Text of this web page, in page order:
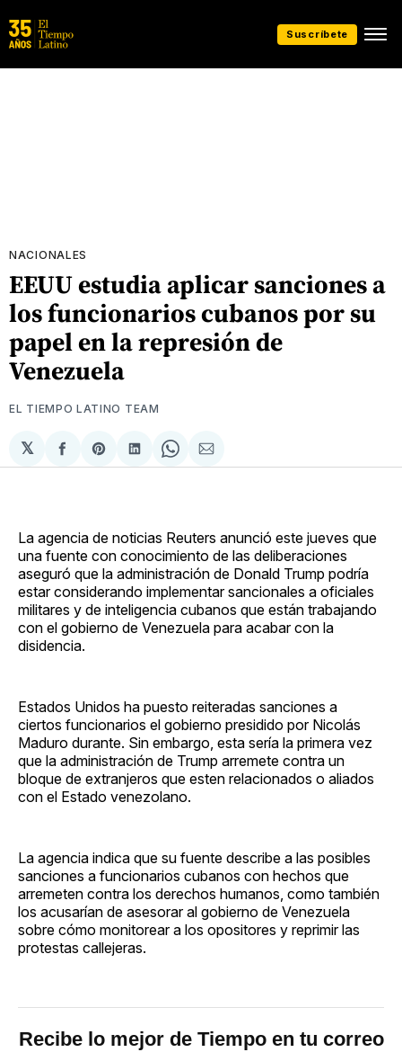
Suscríbete
NACIONALES
EEUU estudia aplicar sanciones a
los funcionarios cubanos por su
papel en la represión de
Venezuela
EL TIEMPO LATINO TEAM
𝕏
Compartir
en
Share
on
Compartir
en
Share
on
Compartir
via
La agencia de noticias Reuters anunció este jueves que
una fuente con conocimiento de las deliberaciones
aseguró que la administración de Donald Trump podría
estar considerando implementar sancionales a oficiales
militares y de inteligencia cubanos que están trabajando
con el gobierno de Venezuela para acabar con la
disidencia.
Estados Unidos ha puesto reiteradas sanciones a
ciertos funcionarios el gobierno presidido por Nicolás
Maduro durante. Sin embargo, esta sería la primera vez
que la administración de Trump arremete contra un
bloque de extranjeros que esten relacionados o aliados
con el Estado venezolano.
La agencia indica que su fuente describe a las posibles
sanciones a funcionarios cubanos con hechos que
arremeten contra los derechos humanos, como también
los acusarían de asesorar al gobierno de Venezuela
sobre cómo monitorear a los opositores y reprimir las
protestas callejeras.
Recibe lo mejor de Tiempo en tu correo